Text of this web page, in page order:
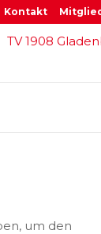
Kontakt
um den